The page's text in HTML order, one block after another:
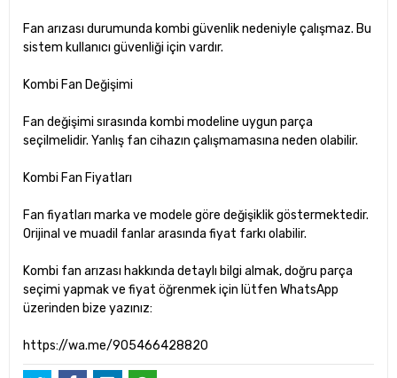
Fan arızası durumunda kombi güvenlik nedeniyle çalışmaz. Bu
sistem kullanıcı güvenliği için vardır.
Kombi Fan Değişimi
Fan değişimi sırasında kombi modeline uygun parça
seçilmelidir. Yanlış fan cihazın çalışmamasına neden olabilir.
Kombi Fan Fiyatları
Fan fiyatları marka ve modele göre değişiklik göstermektedir.
Orijinal ve muadil fanlar arasında fiyat farkı olabilir.
Kombi fan arızası hakkında detaylı bilgi almak, doğru parça
seçimi yapmak ve fiyat öğrenmek için lütfen WhatsApp
üzerinden bize yazınız:
https://wa.me/905466428820